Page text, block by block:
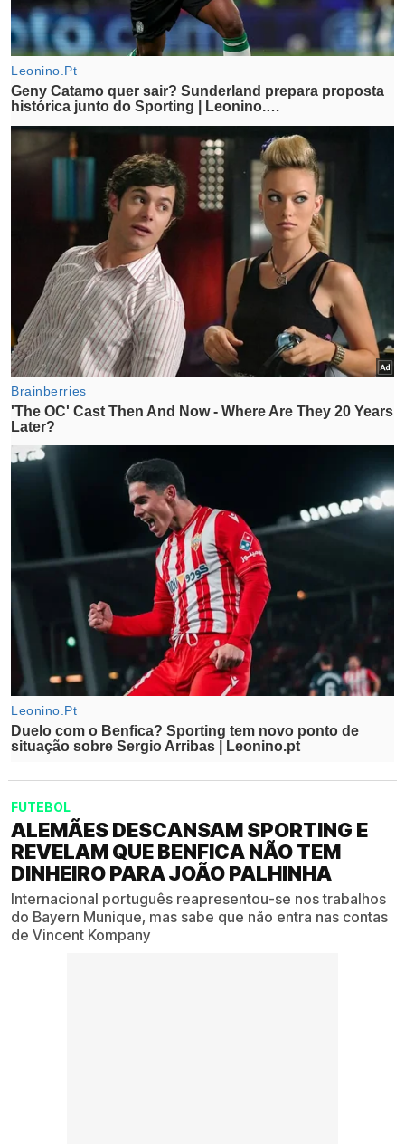
FUTEBOL
ALEMÃES DESCANSAM SPORTING E
REVELAM QUE BENFICA NÃO TEM
DINHEIRO PARA JOÃO PALHINHA
Internacional português reapresentou-se nos trabalhos
do Bayern Munique, mas sabe que não entra nas contas
de Vincent Kompany